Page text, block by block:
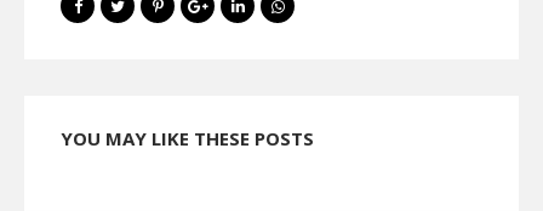
YOU MAY LIKE THESE POSTS